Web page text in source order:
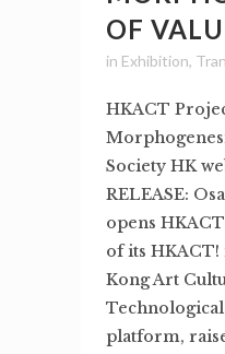
OF
in Exhibition,
HKACT
Society HK
RELEASE:
opens
of its
Kong Art
platform,